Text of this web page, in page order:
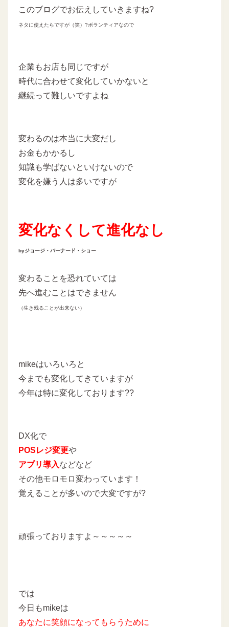
このブログでお伝えしていきますね?
ネタに使えたらですが（笑）?ボランティアなので
企業もお店も同じですが
時代に合わせて変化していかないと
継続って難しいですよね
変わるのは本当に大変だし
お金もかかるし
知識も学ばないといけないので
変化を嫌う人は多いですが
変化なくして進化なし
byジョージ・バーナード・ショー
変わることを恐れていては
先へ進むことはできません
（生き残ることが出来ない）
mikeはいろいろと
今までも変化してきていますが
今年は特に変化しております??
DX化で
POSレジ変更や
アプリ導入などなど
その他モロモロ変わっています！
覚えることが多いので大変ですが?
頑張っておりますよ～～～～～
では
今日もmikeは
あなたに笑顔になってもらうために